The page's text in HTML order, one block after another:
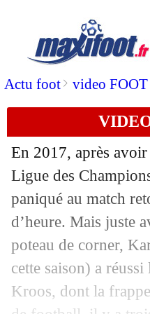
Actu foot> video FOOT
En 2017, après
Ligue des
paniqué au match
d’heure. Mais juste
poteau de corner,
cette saison) a
Kroos, dont la
: Gabriel
10/05 All.: les
10/05 Lyon:
10/05 Lens: un
10/05 Barça : un
10/05 Nice: Sarr a
10/05 Divers: Evra